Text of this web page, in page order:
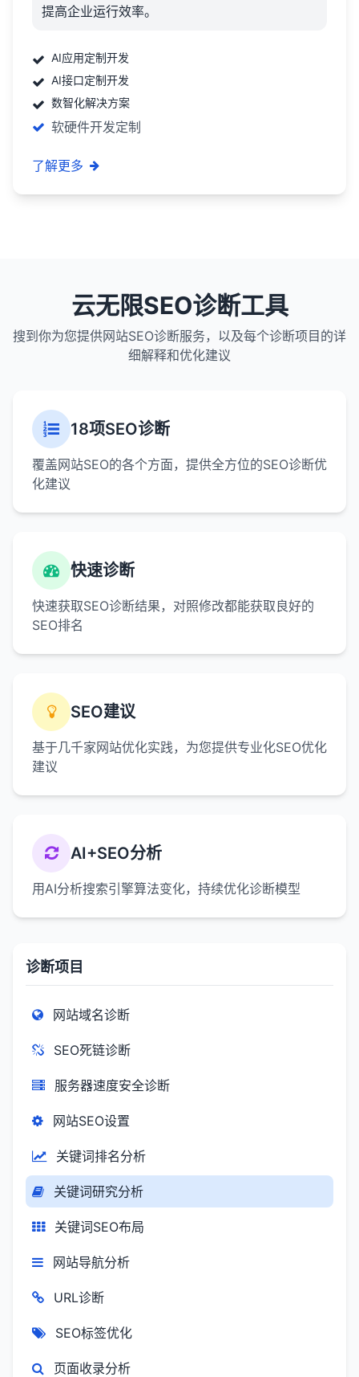
提高企业运行效率。
AI应用定制开发
AI接口定制开发
数智化解决方案
软硬件开发定制
了解更多
云无限SEO诊断工具
搜到你为您提供网站SEO诊断服务，以及每个诊断项目的详
细解释和优化建议
18项SEO诊断
覆盖网站SEO的各个方面，提供全方位的SEO诊断优
化建议
快速诊断
快速获取SEO诊断结果，对照修改都能获取良好的
SEO排名
SEO建议
基于几千家网站优化实践，为您提供专业化SEO优化
建议
AI+SEO分析
用AI分析搜索引擎算法变化，持续优化诊断模型
诊断项目
网站域名诊断
SEO死链诊断
服务器速度安全诊断
网站SEO设置
关键词排名分析
关键词研究分析
关键词SEO布局
网站导航分析
URL诊断
SEO标签优化
页面收录分析